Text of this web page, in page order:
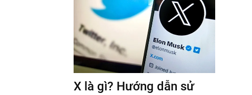
X là gì? Hướng dẫn sử